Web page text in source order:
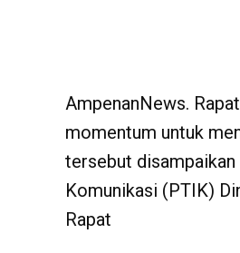
AmpenanNews.
momentum untuk
tersebut disampaikan
Komunikasi (PTIK)
Rapat